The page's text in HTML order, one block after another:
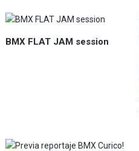
BMX FLAT JAM session